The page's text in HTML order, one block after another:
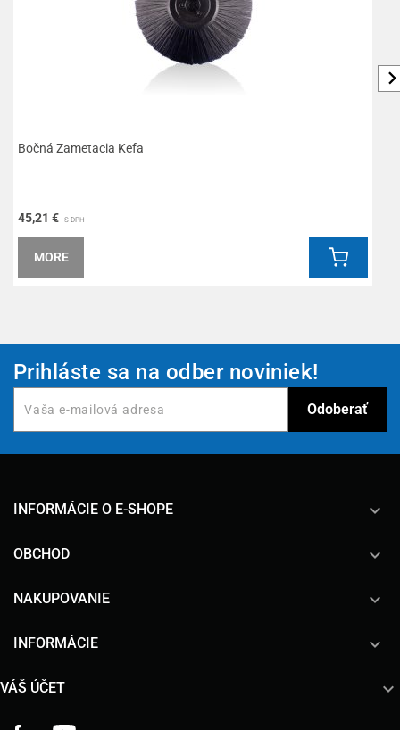
Bočná Zametacia Kefa
45,21 € S DPH
MORE
Prihláste sa na odber noviniek!
INFORMÁCIE O E-SHOPE keyboard_arrow_down
OBCHOD 
NAKUPOVANIE 
INFORMÁCIE 
VÁŠ ÚČET 
Facebook